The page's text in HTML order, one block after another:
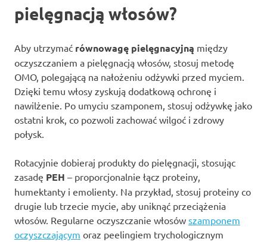
pielęgnacją włosów?
Aby utrzymać równowagę pielęgnacyjną między
oczyszczaniem a pielęgnacją włosów, stosuj metodę
OMO, polegającą na nałożeniu odżywki przed myciem.
Dzięki temu włosy zyskują dodatkową ochronę i
nawilżenie. Po umyciu szamponem, stosuj odżywkę jako
ostatni krok, co pozwoli zachować wilgoć i zdrowy
połysk.
Rotacyjnie dobieraj produkty do pielęgnacji, stosując
zasadę PEH – proporcjonalnie łącz proteiny,
humektanty i emolienty. Na przykład, stosuj proteiny co
drugie lub trzecie mycie, aby uniknąć przeciążenia
włosów. Regularne oczyszczanie włosów szamponem
oczyszczającym oraz peelingiem trychologicznym